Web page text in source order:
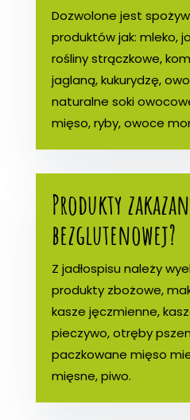
Dozwolone jest
produktów jak: mleko,
rośliny strączkowe,
jaglaną, kukurydzę,
naturalne soki
mięso, ryby, owoce
Produkty
bezglutenowej?
Z jadłospisu należy
produkty zbożowe,
kasze jęczmienne,
pieczywo, otręby
paczkowane mięso
mięsne, piwo.